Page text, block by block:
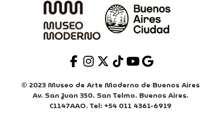
© 2023 Museo de Arte Moderno de Buenos Aires
Av. San Juan 350. San Telmo. Buenos Aires.
C1147AAO. Tel: +54 011 4361-6919